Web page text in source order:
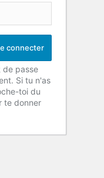
de passe
Si tu n'as
toi du
te donner